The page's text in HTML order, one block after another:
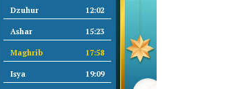
Dzuhur 12:02
Ashar 15:23
Maghrib 17:58
Isya 19:09